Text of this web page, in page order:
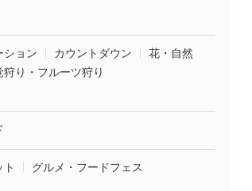
ション カウントダウン
花・自然
狩り・フルーツ狩り
グルメ・フードフェス